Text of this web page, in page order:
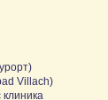
Villach)
клиника